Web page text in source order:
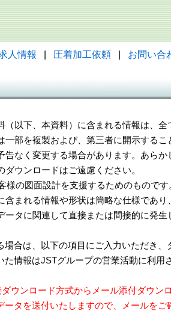
人情報 圧着加工依頼 お問い合
（以下、本資料）に含まれる情報は、全
一部を複製および、第三者に開示するこ
告なく変更する場合があります。あらか
ダウンロードはご遠慮ください。
様の図面設計を支援するためのものです
まれる情報や形状は簡略な仕様であり
タに関連して直接または間接的に発生
場合は、以下の項目にご入力いただき、
た情報はJSTグループの営業活動に利用
ウンロード方式からメール添付ダウン
ータを送付いたしますので、メールを